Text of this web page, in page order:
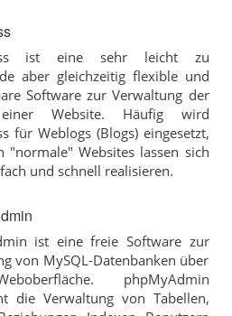
ist eine sehr leicht zu
aber gleichzeitig flexible und
Software zur Verwaltung der
Website. Häufig wird
für Weblogs (Blogs) eingesetzt,
"normale" Websites lassen sich
und schnell realisieren.
ist eine freie Software zur
von MySQL-Datenbanken über
phpMyAdmin
die Verwaltung von Tabellen,